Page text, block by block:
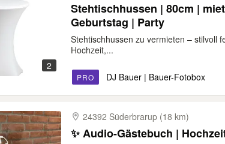
2
Stehtischhussen | 80cm |
Geburtstag | Party
Stehtischhussen zu vermieten – stilvoll
Hochzeit,...
PRO DJ Bauer | Bauer-Fotobox
24392 Süderbrarup (18 km)
✨ Audio-Gästebuch |